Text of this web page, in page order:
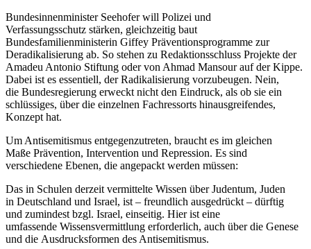
Bundesinnenminister Seehofer will Polizei und
Verfassungsschutz stärken, gleichzeitig baut
Bundesfamilienministerin Giffey Präventionsprogramme zur
Deradikalisierung ab. So stehen zu Redaktionsschluss Projekte der
Amadeu Antonio Stiftung oder von Ahmad Mansour auf der Kippe.
Dabei ist es essentiell, der Radikalisierung vorzubeugen. Nein,
die Bundesregierung erweckt nicht den Eindruck, als ob sie ein
schlüssiges, über die einzelnen Fachressorts hinausgreifendes,
Konzept hat.
Um Antisemitismus entgegenzutreten, braucht es im gleichen
Maße Prävention, Intervention und Repression. Es sind
verschiedene Ebenen, die angepackt werden müssen:
Das in Schulen derzeit vermittelte Wissen über Judentum, Juden
in Deutschland und Israel, ist – freundlich ausgedrückt – dürftig
und zumindest bzgl. Israel, einseitig. Hier ist eine
umfassende Wissensvermittlung erforderlich, auch über die Genese
und die Ausdrucksformen des Antisemitismus.